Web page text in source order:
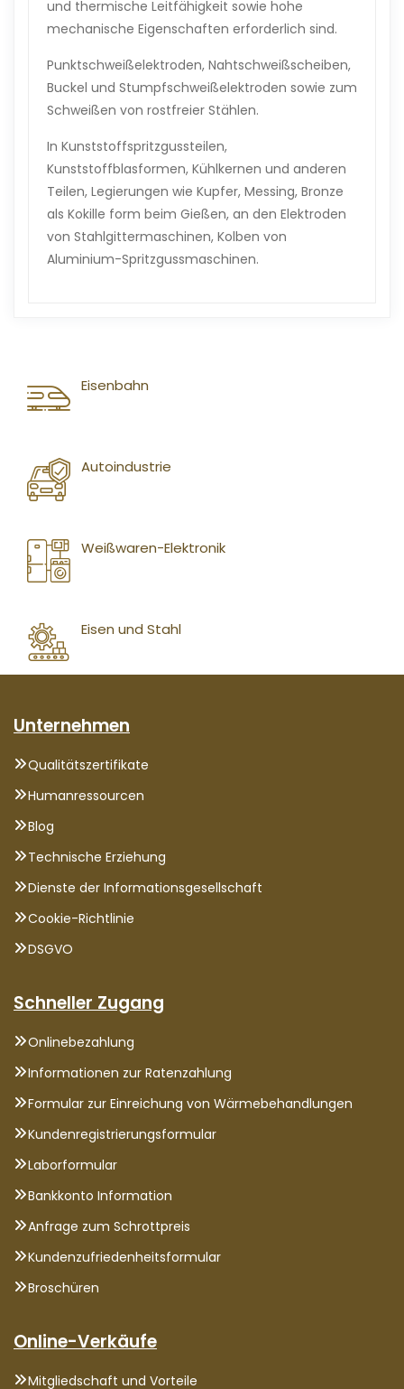
und thermische Leitfähigkeit sowie hohe
mechanische Eigenschaften erforderlich sind.
Punktschweißelektroden, Nahtschweißscheiben,
Buckel und Stumpfschweißelektroden sowie zum
Schweißen von rostfreier Stählen.
In Kunststoffspritzgussteilen,
Kunststoffblasformen, Kühlkernen und anderen
Teilen, Legierungen wie Kupfer, Messing, Bronze
als Kokille form beim Gießen, an den Elektroden
von Stahlgittermaschinen, Kolben von
Aluminium-Spritzgussmaschinen.
Eisenbahn
Autoindustrie
Weißwaren-Elektronik
Eisen und Stahl
Unternehmen
Qualitätszertifikate
Humanressourcen
Blog
Technische Erziehung
Dienste der Informationsgesellschaft
Cookie-Richtlinie
DSGVO
Schneller Zugang
Onlinebezahlung
Informationen zur Ratenzahlung
Formular zur Einreichung von Wärmebehandlungen
Kundenregistrierungsformular
Laborformular
Bankkonto Information
Anfrage zum Schrottpreis
Kundenzufriedenheitsformular
Broschüren
Online-Verkäufe
Mitgliedschaft und Vorteile